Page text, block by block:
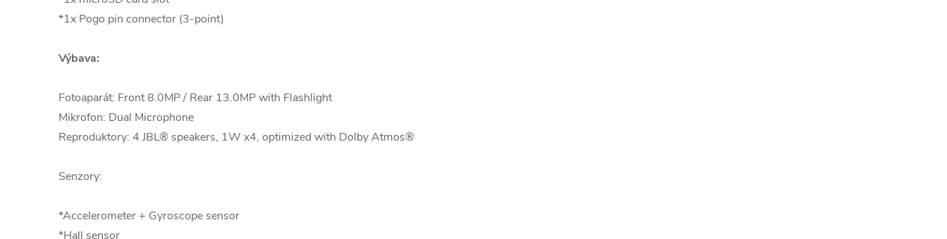
*1x Pogo pin connector (3-point)
Výbava:
Fotoaparát: Front 8.0MP / Rear 13.0MP with Flashlight
Mikrofon: Dual Microphone
Reproduktory: 4 JBL® speakers, 1W x4, optimized with Dolby Atmos®
Senzory:
*Accelerometer + Gyroscope sensor
*Hall sensor